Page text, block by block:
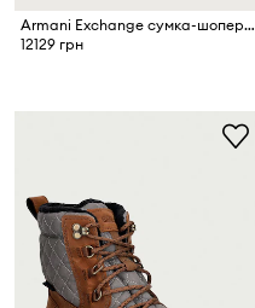
Armani Exchange сумка-шопер жіноча зі штучної шкіри
12129 грн